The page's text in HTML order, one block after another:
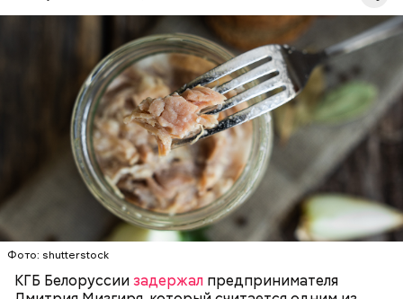
Фото: shutterstock
КГБ Белоруссиизадержал предпринимателя
Собеседница «ВМ» отметила, что качественная
тушенка иногда вполне может стать заменой
свежеприготовленному мясу.
ВРАЧИ ПРОДУКТЫ
Для заправки: